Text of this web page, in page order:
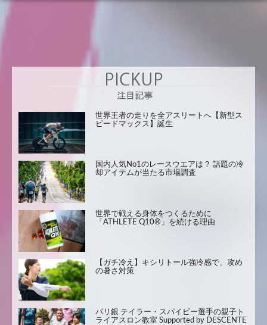
世界王者の走りを全アスリートへ【新型ス
ピードマックス】誕生
国内人気No1のレースウエアは？ 話題の冷
却アイテムが当たる市場調査
世界で戦える身体をつくるために
「ATHLETE Q10®」を続ける理由
【ガチ冷え】キシリトール強冷感で、攻め
の暑さ対策
パリ銀 テイラー・スパイビー選手の親子ト
ライアスロン教室 Supported by DESCENTE